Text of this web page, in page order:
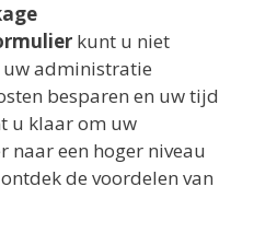
kunt u niet
uw administratie
besparen en uw tijd
u klaar om uw
naar een hoger niveau
de voordelen van